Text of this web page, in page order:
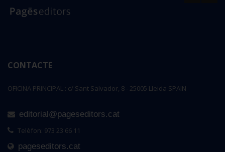
CONTACTE
OFICINA PRINCIPAL : c/ Sant Salvador, 8 - 25005 Lleida SPAIN
editorial@pageseditors.cat
Telèfon: 973 23 66 11
pageseditors.cat